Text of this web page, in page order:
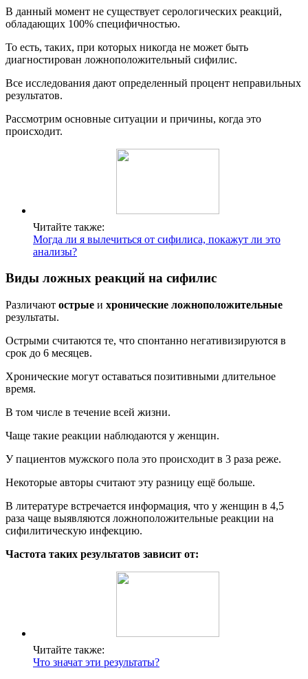
В данный момент не существует серологических реакций,
обладающих 100% специфичностью.
То есть, таких, при которых никогда не может быть
диагностирован ложноположительный сифилис.
Все исследования дают определенный процент неправильных
результатов.
Рассмотрим основные ситуации и причины, когда это
происходит.
Читайте также:
Могда ли я вылечиться от сифилиса, покажут ли это
анализы?
Виды ложных реакций на сифилис
Различают острые и хронические ложноположительные
результаты.
Острыми считаются те, что спонтанно негативизируются в
срок до 6 месяцев.
Хронические могут оставаться позитивными длительное
время.
В том числе в течение всей жизни.
Чаще такие реакции наблюдаются у женщин.
У пациентов мужского пола это происходит в 3 раза реже.
Некоторые авторы считают эту разницу ещё больше.
В литературе встречается информация, что у женщин в 4,5
раза чаще выявляются ложноположительные реакции на
сифилитическую инфекцию.
Частота таких результатов зависит от:
Читайте также:
Что значат эти результаты?